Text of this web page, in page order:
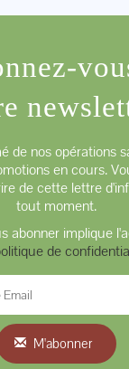
de nos opérations
en cours.
de cette lettre
tout moment.
abonner implique
de
M'abonner